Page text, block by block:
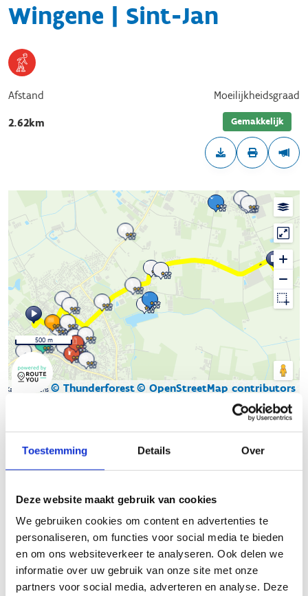
Toestemming Details Over
Deze website maakt gebruik van cookies
We gebruiken cookies om content en advertenties te
personaliseren, om functies voor social media te bieden
en om ons websiteverkeer te analyseren. Ook delen we
informatie over uw gebruik van onze site met onze
partners voor social media, adverteren en analyse. Deze
Wingene | Sint-Jan
Afstand
2.62km
Moeilijkheidsgraad
Gemakkelijk
Kaartgegevens © Thunderforest© OpenStreetMap contributors
500 m
Beschrijving van de route
Het Skeelernetwerk Midwestwaaiert uit over de gemeenten
Lichtervelde, Meulebeke, Moorslede, Oostrozebeke, Pittem,
Roeselare, Ruiselede, Staden, Tielt, Wielsbeke en Wingene met
een totale afstand van circa 450km.
Je skeelert kilometers langs een gevarieerd ruraal en stedelijk
landschap. Naast de mooie uitzichten zijn er ook leuke